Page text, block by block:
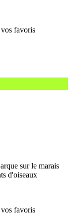
sur le marais
d'oiseaux